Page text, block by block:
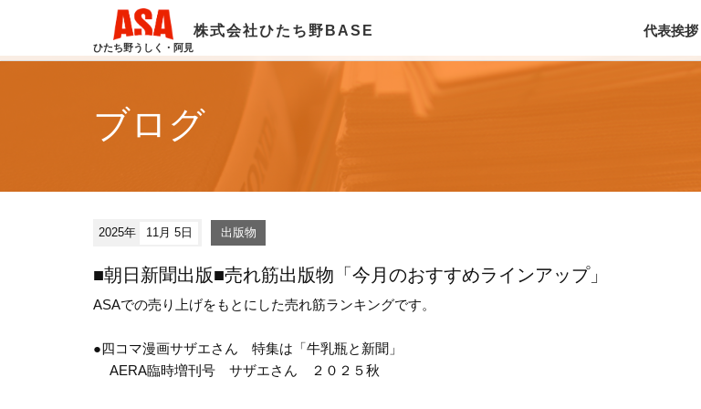
ひたち野うしく・阿見
株式会社ひたち野BASE 代表挨拶
ブログ
2025年 11月 5日 出版物
■朝日新聞出版■売れ筋出版物「今月のおすすめラインアップ」
ASAでの売り上げをもとにした売れ筋ランキングです。
●四コマ漫画サザエさん 特集は「牛乳瓶と新聞」
AERA臨時増刊号 サザエさん ２０２５秋